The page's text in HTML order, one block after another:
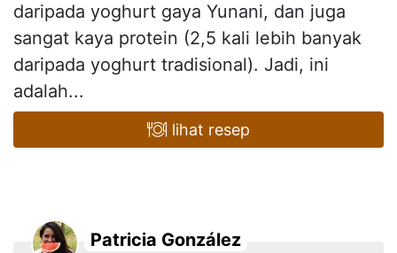
daripada yoghurt gaya Yunani, dan juga
sangat kaya protein (2,5 kali lebih banyak
daripada yoghurt tradisional). Jadi, ini
adalah...
lihat resep
Patricia González